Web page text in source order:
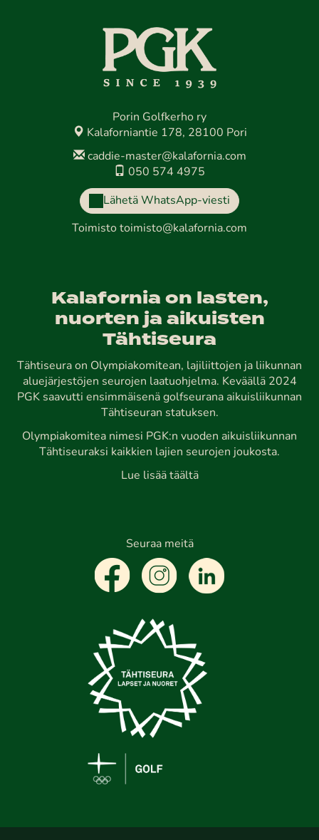
Porin Golfkerho ry
Kalaforniantie 178, 28100 Pori
caddie-master@kalafornia.com
050 574 4975
Lähetä WhatsApp-viesti
Toimisto toimisto@kalafornia.com
Kalafornia on lasten,
nuorten ja aikuisten
Tähtiseura
Tähtiseura on Olympiakomitean, lajiliittojen ja liikunnan
aluejärjestöjen seurojen laatuohjelma. Keväällä 2024
PGK saavutti ensimmäisenä golfseurana aikuisliikunnan
Tähtiseuran statuksen.
Olympiakomitea nimesi PGK:n vuoden aikuisliikunnan
Tähtiseuraksi kaikkien lajien seurojen joukosta.
Lue lisää täältä
Seuraa meitä